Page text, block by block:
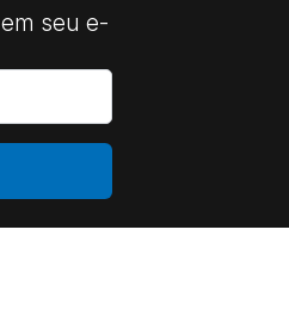
em seu e-